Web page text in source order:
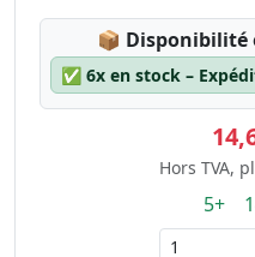
📦 Lagerstatus:
Disponibilité
✅ 6x en stock –
Hors TVA,
5+